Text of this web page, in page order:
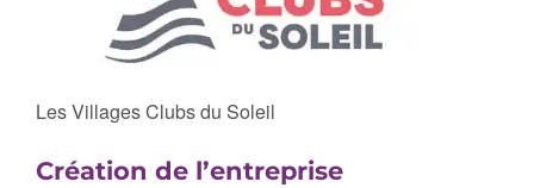
Les Villages Clubs du Soleil
Création de l’entreprise